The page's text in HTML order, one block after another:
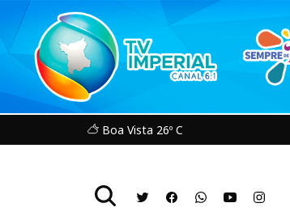
Boa Vista 26º C